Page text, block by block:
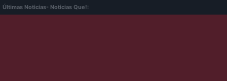
Últimas Noticias- Noticias Que!: